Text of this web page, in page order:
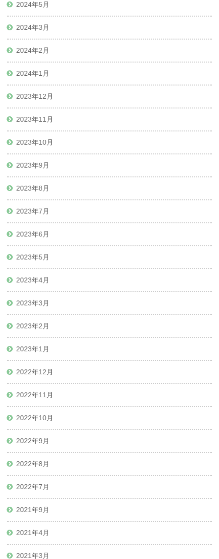
2024年5月
2024年3月
2024年2月
2024年1月
2023年12月
2023年11月
2023年10月
2023年9月
2023年8月
2023年7月
2023年6月
2023年5月
2023年4月
2023年3月
2023年2月
2023年1月
2022年12月
2022年11月
2022年10月
2022年9月
2022年8月
2022年7月
2021年9月
2021年4月
2021年3月